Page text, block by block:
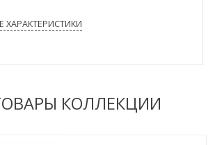
ХАРАКТЕРИСТИКИ
КОЛЛЕКЦИИ